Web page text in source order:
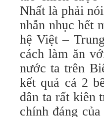
Nhất là phải
nhẫn nhục hết
hệ Việt –
cách làm ăn
nước ta trên
kết quả cả 2
dân ta rất kiên
chính đáng